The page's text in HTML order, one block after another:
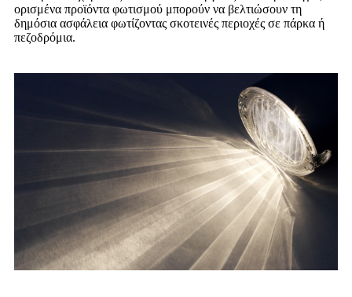
ορισμένα προϊόντα φωτισμού μπορούν να βελτιώσουν τη
δημόσια ασφάλεια φωτίζοντας σκοτεινές περιοχές σε πάρκα ή
πεζοδρόμια.